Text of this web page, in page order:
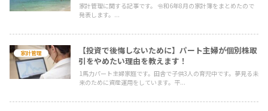
家計管理に関する記事です。 令和6年8月の家計簿をまとめたので
発表します。...
家計管理
【投資で後悔しないために】パート主婦が個別株取
引をやめたい理由を教えます！
1馬力パート主婦家庭です。田舎で子供3人の育児中です。夢見る未
来のために資産運用をしています。平...